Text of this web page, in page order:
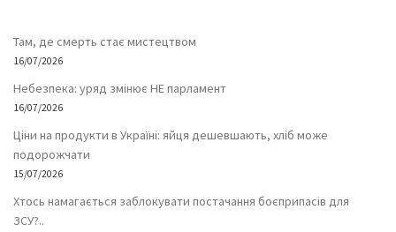
Там, де смерть стає мистецтвом
16/07/2026
Небезпека: уряд змінює НЕ парламент
16/07/2026
Ціни на продукти в Україні: яйця дешевшають, хліб може
подорожчати
15/07/2026
Хтось намагається заблокувати постачання боєприпасів для
ЗСУ?..